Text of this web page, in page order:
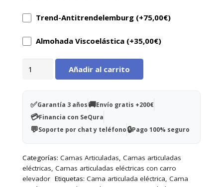
Trend-Antitrendelemburg (+75,00€)
Almohada Viscoelástica (+35,00€)
elevación
vertical
Arus
Añadir al carrito
✅Garantía 3 años🚚Envío gratis +200€
💳Financia con SeQura
💬Soporte por chat y teléfono🔒Pago 100% seguro
Categorías: Camas Articuladas, Camas articuladas
eléctricas, Camas articuladas eléctricas con carro
elevador Etiquetas: Cama articulada eléctrica, Cama